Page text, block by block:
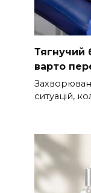
Тягнучий
варто
ситуацій,